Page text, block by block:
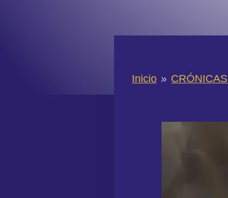
Inicio » CRÓNICAS